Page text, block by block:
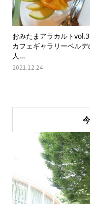
おみたまアラカルト
カフェギャラリーベルデ
人...
2021.12.24
